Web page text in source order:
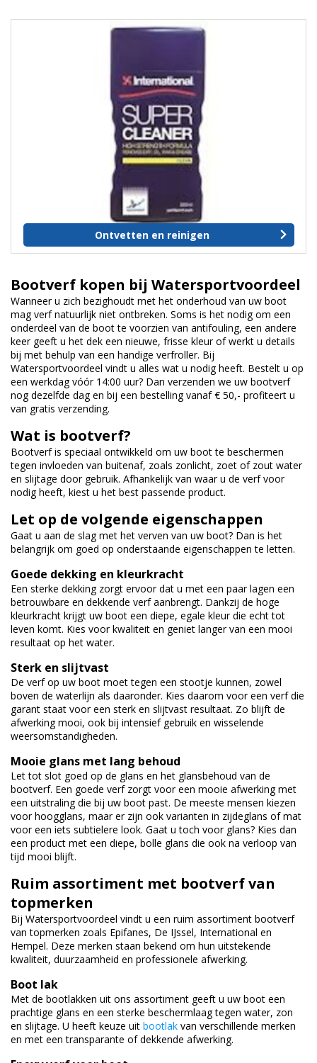
Ontvetten en reinigen
Bootverf kopen bij Watersportvoordeel
Wanneer u zich bezighoudt met het onderhoud van uw boot
mag verf natuurlijk niet ontbreken. Soms is het nodig om een
onderdeel van de boot te voorzien van antifouling, een andere
keer geeft u het dek een nieuwe, frisse kleur of werkt u details
bij met behulp van een handige verfroller. Bij
Watersportvoordeel vindt u alles wat u nodig heeft. Bestelt u op
een werkdag vóór 14:00 uur? Dan verzenden we uw bootverf
nog dezelfde dag en bij een bestelling vanaf € 50,- profiteert u
van gratis verzending.
Wat is bootverf?
Bootverf is speciaal ontwikkeld om uw boot te beschermen
tegen invloeden van buitenaf, zoals zonlicht, zoet of zout water
en slijtage door gebruik. Afhankelijk van waar u de verf voor
nodig heeft, kiest u het best passende product.
Let op de volgende eigenschappen
Gaat u aan de slag met het verven van uw boot? Dan is het
belangrijk om goed op onderstaande eigenschappen te letten.
Goede dekking en kleurkracht
Een sterke dekking zorgt ervoor dat u met een paar lagen een
betrouwbare en dekkende verf aanbrengt. Dankzij de hoge
kleurkracht krijgt uw boot een diepe, egale kleur die echt tot
leven komt. Kies voor kwaliteit en geniet langer van een mooi
resultaat op het water.
Sterk en slijtvast
De verf op uw boot moet tegen een stootje kunnen, zowel
boven de waterlijn als daaronder. Kies daarom voor een verf die
garant staat voor een sterk en slijtvast resultaat. Zo blijft de
afwerking mooi, ook bij intensief gebruik en wisselende
weersomstandigheden.
Mooie glans met lang behoud
Let tot slot goed op de glans en het glansbehoud van de
bootverf. Een goede verf zorgt voor een mooie afwerking met
een uitstraling die bij uw boot past. De meeste mensen kiezen
voor hoogglans, maar er zijn ook varianten in zijdeglans of mat
voor een iets subtielere look. Gaat u toch voor glans? Kies dan
een product met een diepe, bolle glans die ook na verloop van
tijd mooi blijft.
Ruim assortiment met bootverf van
topmerken
Bij Watersportvoordeel vindt u een ruim assortiment bootverf
van topmerken zoals Epifanes, De IJssel, International en
Hempel. Deze merken staan bekend om hun uitstekende
kwaliteit, duurzaamheid en professionele afwerking.
Boot lak
Met de bootlakken uit ons assortiment geeft u uw boot een
prachtige glans en een sterke beschermlaag tegen water, zon
en slijtage. U heeft keuze uit bootlak van verschillende merken
en met een transparante of dekkende afwerking.